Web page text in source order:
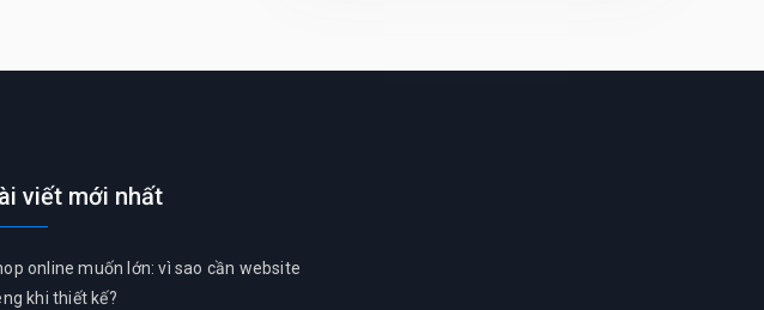
viết mới nhất
online muốn lớn: vì sao cần website
khi thiết kế?